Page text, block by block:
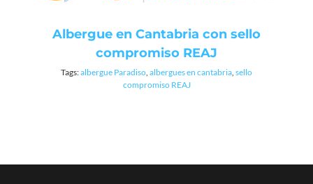
Albergue en Cantabria con sello
compromiso REAJ
Tags:albergue Paradiso, albergues en cantabria, sello
compromiso REAJ